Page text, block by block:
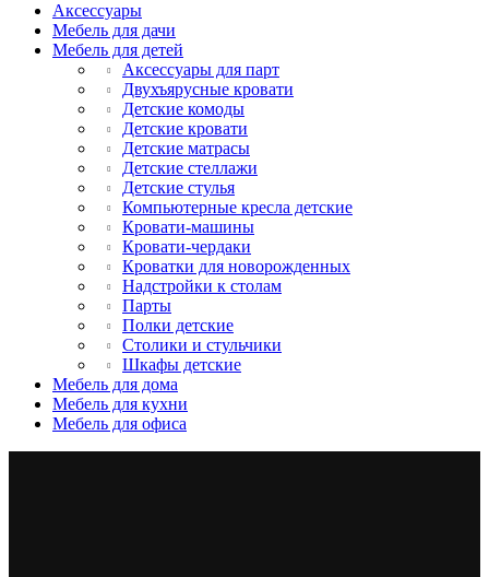
Аксессуары
Мебель для дачи
Мебель для детей
Аксессуары для парт
Двухъярусные кровати
Детские комоды
Детские кровати
Детские матрасы
Детские стеллажи
Детские стулья
Компьютерные кресла детские
Кровати-машины
Кровати-чердаки
Кроватки для новорожденных
Надстройки к столам
Парты
Полки детские
Столики и стульчики
Шкафы детские
Мебель для дома
Мебель для кухни
Мебель для офиса